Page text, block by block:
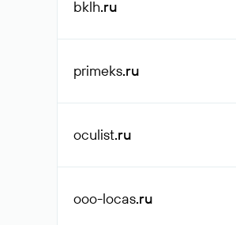
bklh.ru
primeks.ru
oculist.ru
ooo-locas.ru